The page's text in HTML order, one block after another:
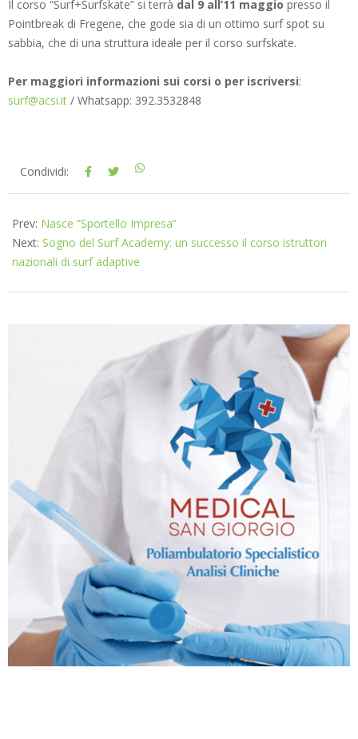
Il corso “Surf+Surfskate” si terrà dal 9 all’11 maggio presso il
Pointbreak di Fregene, che gode sia di un ottimo surf spot su
sabbia, che di una struttura ideale per il corso surfskate.
Per maggiori informazioni sui corsi o per iscriversi:
surf@acsi.it / Whatsapp: 392.3532848
2025-
Condividi:
Prev: Nasce “Sportello Impresa”
Next: Sogno del Surf Academy: un successo il corso istruttori
nazionali di surf adaptive